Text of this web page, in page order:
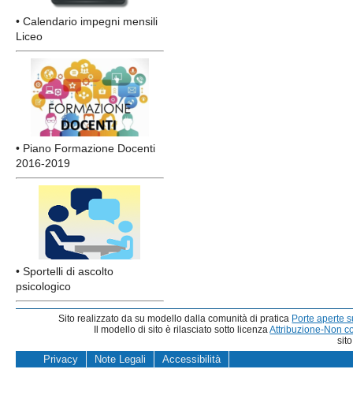
• Calendario impegni mensili
Liceo
• Piano Formazione Docenti
2016-2019
• Sportelli di ascolto
psicologico
Sito realizzato da su modello dalla comunità di pratica Porte aperte
Il modello di sito è rilasciato sotto licenzaAttribuzione-Non
Privacy Note Legali Accessibilità